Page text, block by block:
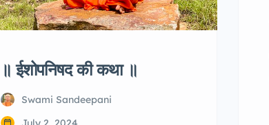
॥ ईशोपनिषद की कथा ॥
Swami Sandeepani